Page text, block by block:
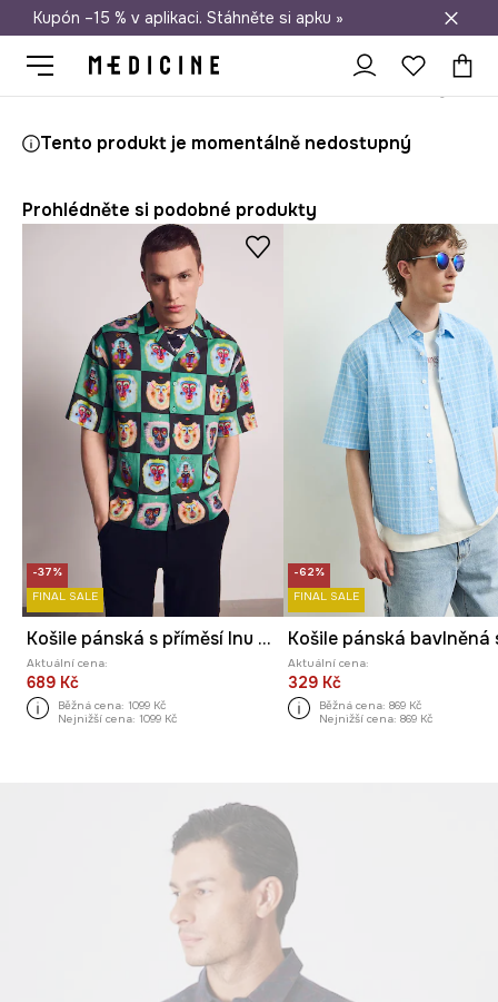
Doprava zdarma při nákupu nad 1 200 Kč
Kupón –15 % v aplikaci. Stáhněte si apku »
Tento produkt je momentálně nedostupný
Prohlédněte si podobné produkty
-37%
FINAL SALE
Košile pánská s příměsí lnu z kolekce Kit Mizeres x Medicine
Aktuální cena:
689 Kč
Běžná cena: 1099 Kč
Nejnižší cena: 1099 Kč
-62%
FINAL SALE
Aktuální cena:
329 Kč
Běžná cena: 869 Kč
Nejnižší cena: 869 Kč